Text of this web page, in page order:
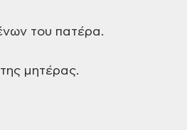
του πατέρα.
μητέρας.